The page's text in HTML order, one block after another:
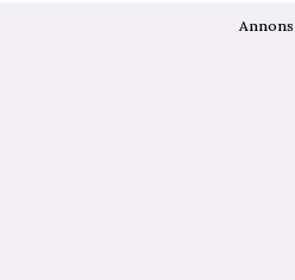
Annons